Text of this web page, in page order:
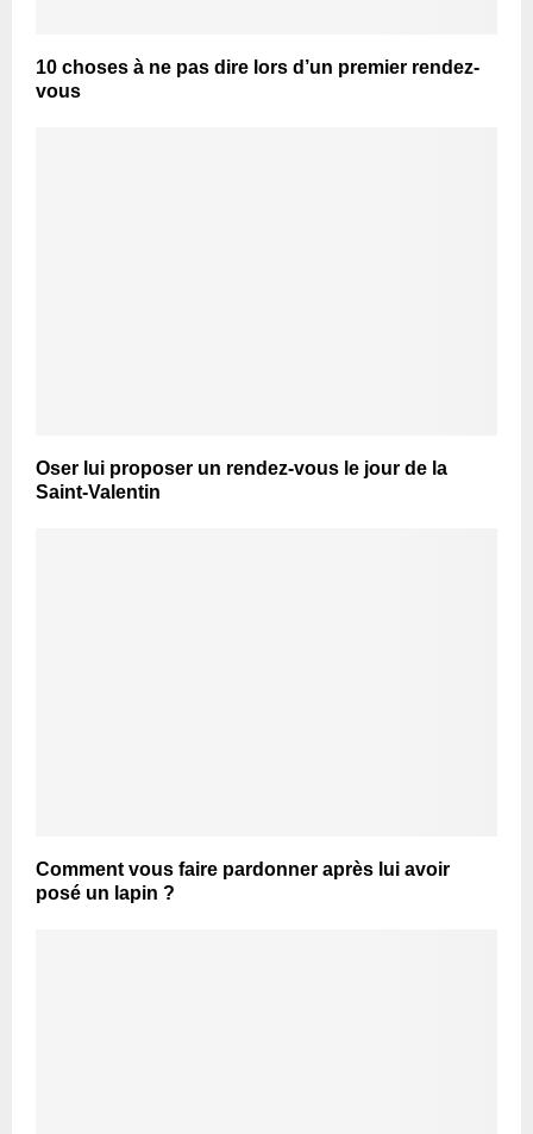
10 choses à ne pas dire lors d’un premier rendez-
vous
Oser lui proposer un rendez-vous le jour de la
Saint-Valentin
Comment vous faire pardonner après lui avoir
posé un lapin ?